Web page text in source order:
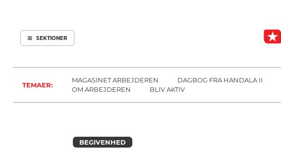
SEKTIONER
ARBEJDEREN
MENER
UDLAND
BLOGS
SOUNDCLOUD
ABONNER
LOG IND
OM
SEKTIONER
TEMAER:
MAGASINET ARBEJDEREN DAGBOG FRA HANDALA II
OM ARBEJDEREN
BLIV AKTIV
BEGIVENHED